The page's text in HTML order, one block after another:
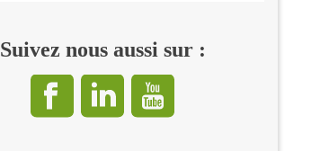
Suivez nous aussi sur :